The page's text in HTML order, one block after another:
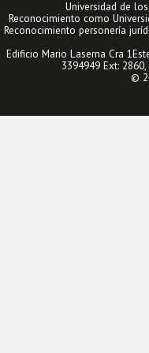
Universidad de
Reconocimiento como
Reconocimiento personería
Edificio Mario Laserna Cra
3394949 Ext:
©